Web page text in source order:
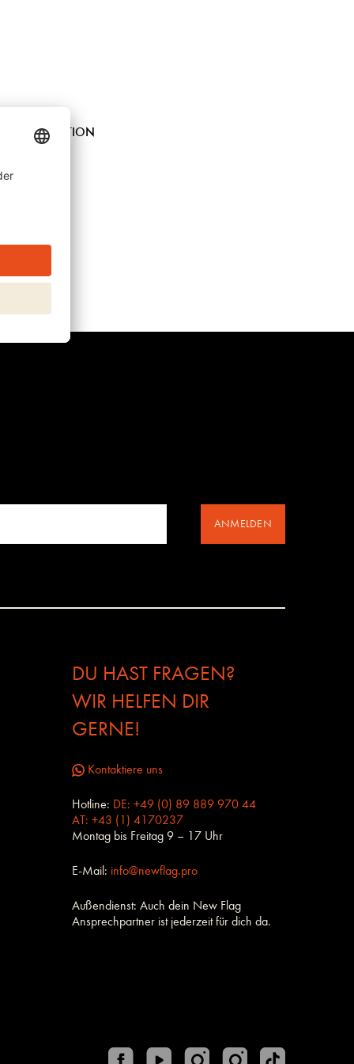
COMPOSITION
ANMELDEN
DU HAST FRAGEN?
WIR HELFEN DIR
GERNE!
Kontaktiere uns
Hotline: DE: +49 (0) 89 889 970 44
AT: +43 (1) 4170237
Montag bis Freitag 9 – 17 Uhr
E-Mail: info@newflag.pro
Außendienst: Auch dein New Flag
Ansprechpartner ist jederzeit für dich da.